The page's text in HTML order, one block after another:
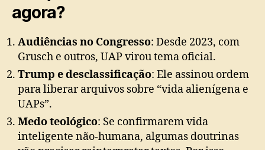
agora?
Audiências no Congresso: Desde 2023, com
Grusch e outros, UAP virou tema oficial.
Trump e desclassificação: Ele assinou ordem
para liberar arquivos sobre “vida alienígena e
UAPs”.
Medo teológico: Se confirmarem vida
inteligente não-humana, algumas doutrinas